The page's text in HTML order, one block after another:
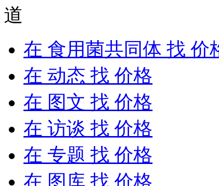
在 食用菌共同体 找 价
在 动态 找 价格
在 图文 找 价格
在 访谈 找 价格
在 专题 找 价格
在 图库 找 价格